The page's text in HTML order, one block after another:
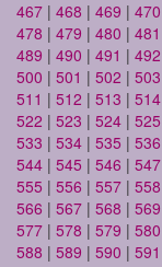
467 | 468 | 469 | 470
478 | 479 | 480 | 481
489 | 490 | 491 | 492
500 | 501 | 502 | 503
511 | 512 | 513 | 514
522 | 523 | 524 | 525
533 | 534 | 535 | 536
544 | 545 | 546 | 547
555 | 556 | 557 | 558
566 | 567 | 568 | 569
577 | 578 | 579 | 580
588 | 589 | 590 | 591